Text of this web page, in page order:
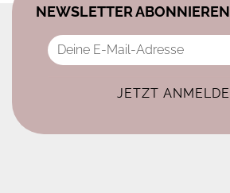
NEWSLETTER ABONNIEREN